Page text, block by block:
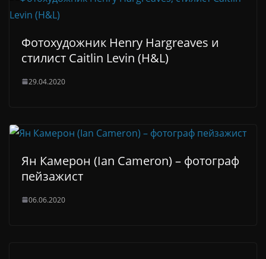
Фотохудожник Henry Hargreaves и
стилист Caitlin Levin (H&L)
29.04.2020
Ян Камерон (Ian Cameron) – фотограф
пейзажист
06.06.2020